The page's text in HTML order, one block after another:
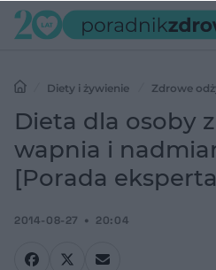
Diety i żywienie Zdrowe
niedoborem wapnia i nadmiarem
Dieta dla osoby
wapnia i
[Porada
2014-08-27 20:04